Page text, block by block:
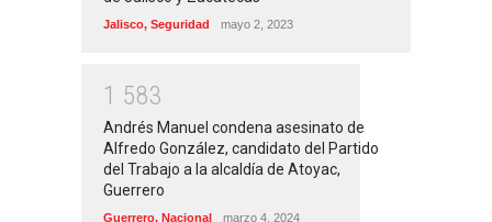
Jalisco, Seguridad mayo 2, 2023
1 583
Andrés Manuel condena asesinato de
Alfredo González, candidato del Partido
del Trabajo a la alcaldía de Atoyac,
Guerrero
Guerrero, Nacional marzo 4, 2024